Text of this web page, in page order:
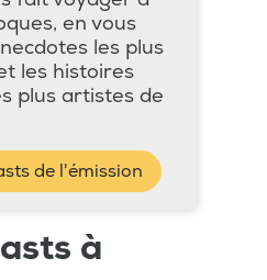
en vous
les plus
les histoires
plus artistes de
de l'émission
à